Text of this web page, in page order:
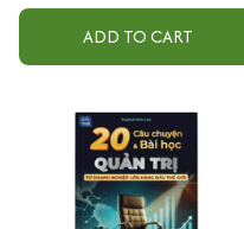
ADD TO CART